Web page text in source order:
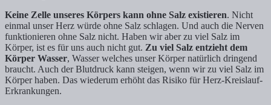
Keine Zelle unseres Körpers kann ohne Salz existieren. Nicht
einmal unser Herz würde ohne Salz schlagen. Und auch die Nerven
funktionieren ohne Salz nicht. Haben wir aber zu viel Salz im
Körper, ist es für uns auch nicht gut. Zu viel Salz entzieht dem
Körper Wasser, Wasser welches unser Körper natürlich dringend
braucht. Auch der Blutdruck kann steigen, wenn wir zu viel Salz im
Körper haben. Das wiederum erhöht das Risiko für Herz-Kreislauf-
Erkrankungen.